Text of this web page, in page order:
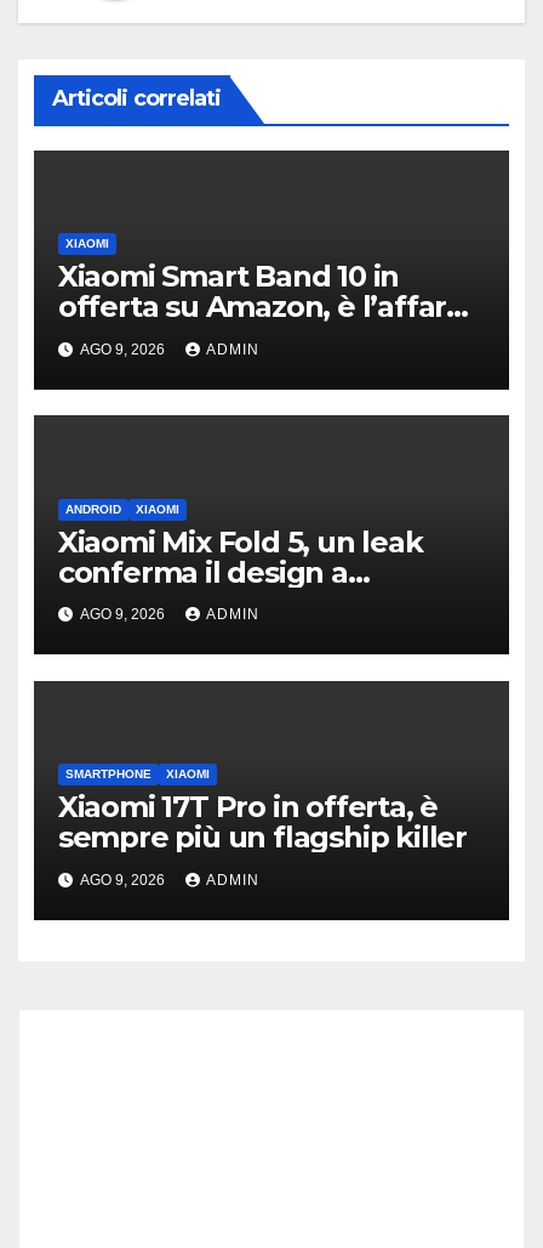
Articoli correlati
XIAOMI
Xiaomi Smart Band 10 in
offerta su Amazon, è l’affare
low cost di oggi
AGO 9, 2026 ADMIN
ANDROID XIAOMI
Xiaomi Mix Fold 5, un leak
conferma il design a
passaporto e HyperOS 4
AGO 9, 2026 ADMIN
SMARTPHONE XIAOMI
Xiaomi 17T Pro in offerta, è
sempre più un flagship killer
AGO 9, 2026 ADMIN